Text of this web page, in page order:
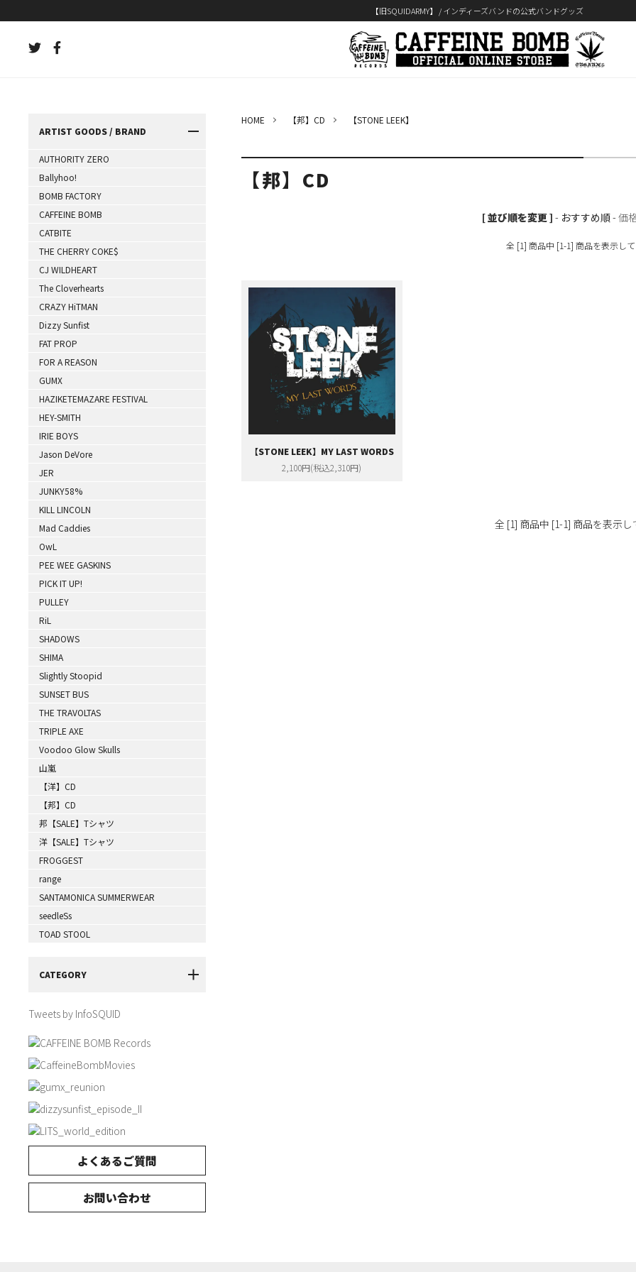
【旧SQUIDARMY】 / インディーズバンドの公式バンドグッズ
HOME 【邦】CD 【STONE LEEK】
【邦】CD
[ 並び順を変更 ] - おすすめ順- 価
全 [1] 商品中 [1-1] 商品を表示し
【STONE LEEK】MY LAST WORDS
2,100円(税込2,310円)
全 [1] 商品中 [1-1] 商品を表示
ARTIST GOODS / BRAND
AUTHORITY ZERO
Ballyhoo!
BOMB FACTORY
CAFFEINE BOMB
CATBITE
THE CHERRY COKE$
CJ WILDHEART
The Cloverhearts
CRAZY HiTMAN
Dizzy Sunfist
FAT PROP
FOR A REASON
GUMX
HAZIKETEMAZARE FESTIVAL
HEY-SMITH
IRIE BOYS
Jason DeVore
JER
JUNKY58%
KILL LINCOLN
Mad Caddies
OwL
PEE WEE GASKINS
PICK IT UP!
PULLEY
RiL
SHADOWS
SHIMA
Slightly Stoopid
SUNSET BUS
THE TRAVOLTAS
TRIPLE AXE
Voodoo Glow Skulls
山嵐
【洋】CD
【邦】CD
邦【SALE】Tシャツ
洋【SALE】Tシャツ
FROGGEST
range
SANTAMONICA SUMMERWEAR
seedleSs
TOAD STOOL
CATEGORY
Tweets by InfoSQUID
よくあるご質問
お問い合わせ